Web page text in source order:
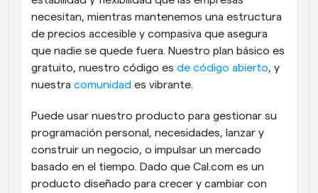
necesitan, mientras mantenemos una estructura
de precios accesible y compasiva que asegura
que nadie se quede fuera. Nuestro plan básico es
gratuito, nuestro código es de código abierto, y
nuestra comunidad es vibrante.
Puede usar nuestro producto para gestionar su
programación personal, necesidades, lanzar y
construir un negocio, o impulsar un mercado
basado en el tiempo. Dado que Cal.com es un
producto diseñado para crecer y cambiar con